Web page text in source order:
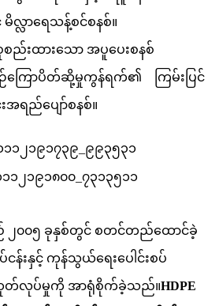
မိလ္လာရေသန့်စင်စနစ်။
စည်းထားသော အပူပေးစနစ်
ြောပိတ်ဆို့မှုကွန်ရက်၏ ကြမ်းပြင်
အရည်ပျော်စနစ်။
ည် ၂၀၀၅ ခုနှစ်တွင် စတင်တည်ထောင်ခဲ့
းနှင့် ကုန်သွယ်ရေးပေါင်းစပ်
ထုတ်လုပ်မှုကို အာရုံစိုက်ခဲ့သည်။HDPE